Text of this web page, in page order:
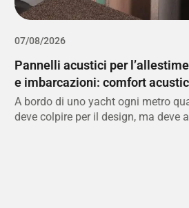
07/08/2026
Pannelli acustici per
e imbarcazioni: comfort
A bordo di uno yacht ogni metro
deve colpire per il design, ma deve